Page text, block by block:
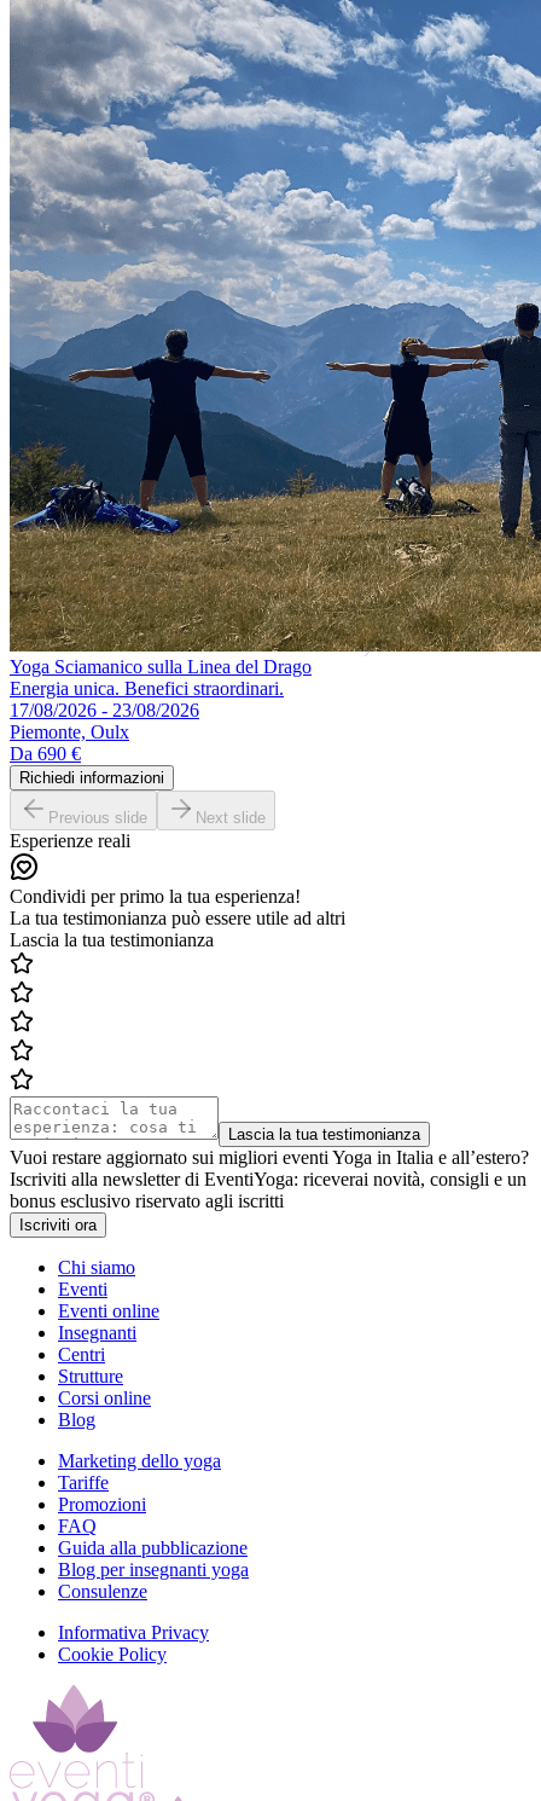
Yoga Sciamanico sulla Linea del Drago
Energia unica. Benefici straordinari.
17/08/2026 - 23/08/2026
Piemonte, Oulx
Da 690 €
Richiedi informazioni
Previous slide Next slide
Esperienze reali
Condividi per primo la tua esperienza!
La tua testimonianza può essere utile ad altri
Lascia la tua testimonianza
Lascia la tua testimonianza
Vuoi restare aggiornato sui migliori eventi Yoga in Italia e all’estero?
Iscriviti alla newsletter di EventiYoga: riceverai novità, consigli e un
bonus esclusivo riservato agli iscritti
Iscriviti ora
Chi siamo
Eventi
Eventi online
Insegnanti
Centri
Strutture
Corsi online
Blog
Marketing dello yoga
Tariffe
Promozioni
FAQ
Guida alla pubblicazione
Blog per insegnanti yoga
Consulenze
Informativa Privacy
Cookie Policy